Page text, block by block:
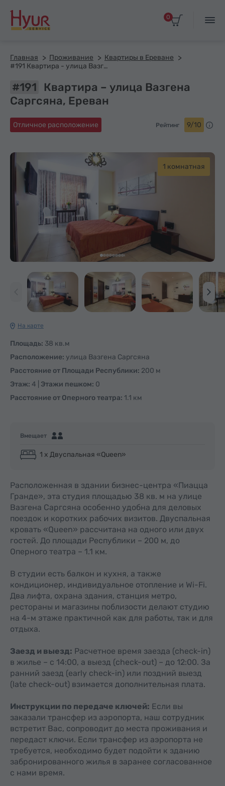
0
Главная Проживание
Квартиры в Ереване
#191 Квартира - улица Вазгена Саргсяна
#191
Квартира – улица Вазгена
Саргсяна, Ереван
Отличное расположение Рейтинг 9/10
1 комнатная
На карте
Площадь: 38 кв.м
Расположение: улица Вазгена Саргсяна
Расстояние от Площади Республики: 200 м
Этаж: 4 | Этажи пешком: 0
Расстояние от Оперного театра: 1.1 км
Вмещает
1 x Двуспальная «Queen»
Расположенная в здании бизнес-центра «Пиацца
Гранде», эта студия площадью 38 кв. м на улице
Вазгена Саргсяна особенно удобна для деловых
поездок и коротких рабочих визитов. Двуспальная
кровать «Queen» рассчитана на одного или двух
гостей. До площади Республики – 200 м, до
Оперного театра – 1.1 км.
В студии есть балкон и кухня, а также
кондиционер, индивидуальное отопление и Wi-Fi.
Два лифта, охрана здания, станция метро,
рестораны и магазины поблизости делают студию
на 4-м этаже практичной как для работы, так и для
отдыха.
Заезд и выезд: Расчетное время заезда (check-in)
в жилье – с 14:00, а выезд (check-out) – до 12:00. За
ранний заезд (early check-in) или поздний выезд
(late check-out) взимается дополнительная плата.
Инструкции по передаче ключей: Если вы
заказали трансфер из аэропорта, наш сотрудник
встретит Вас, сопроводит до места проживания и
передаст ключи. Если трансфер из аэропорта не
требуется, необходимо будет подойти к зданию
забронированного жилья в заранее согласованное
с нами время.